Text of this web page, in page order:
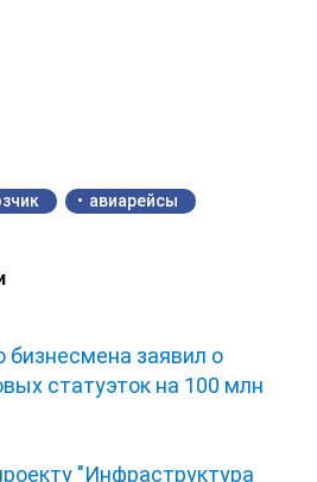
авиарейсы
бизнесмена заявил о
статуэток на 100 млн
"Инфраструктура